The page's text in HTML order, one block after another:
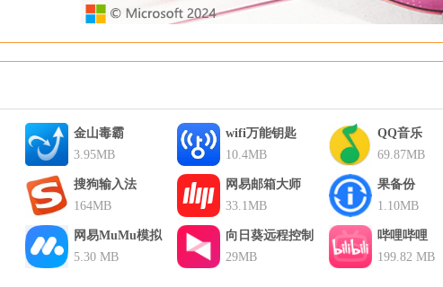
金山毒霸
3.95MB
wifi万能钥匙
10.4MB
QQ音乐
69.87MB
搜狗输入法
164MB
网易邮箱大师
33.1MB
果备份
1.10MB
网易MuMu模拟
器
5.30 MB
向日葵远程控制
29MB
哔哩哔哩
199.82 MB